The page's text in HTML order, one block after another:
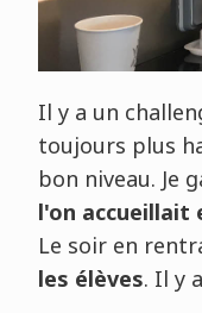
Il y a un
toujours plus
bon niveau. Je
l'on accueillait
Le soir en
les élèves. Il y